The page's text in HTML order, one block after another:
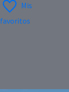
Mis
favoritos